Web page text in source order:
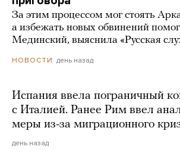
За этим процессом мог стоять
а избежать новых обвинений
Мединский, выяснила «Русская
НОВОСТИ день назад
Испания ввела пограничный
с Италией. Ранее Рим ввел
меры из-за миграционного
день назад